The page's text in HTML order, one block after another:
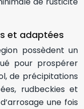
et adaptées
possèdent un
pour prospérer
de précipitations
rudbeckies et
une fois